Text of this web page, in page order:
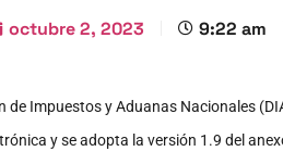
octubre 2, 2023 9:22 am
Impuestos y Aduanas Nacionales
y se adopta la versión 1.9 del